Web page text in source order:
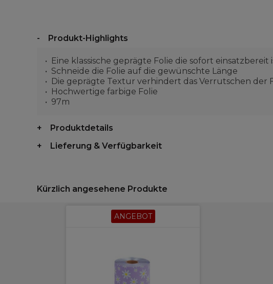
Produkt-Highlights
Eine klassische geprägte Folie die sofort
Schneide die Folie auf die gewünschte Länge
Die geprägte Textur verhindert das Verrutschen der
Hochwertige farbige Folie
97m
Produktdetails
Lieferung & Verfügbarkeit
Kürzlich angesehene Produkte
ANGEBOT